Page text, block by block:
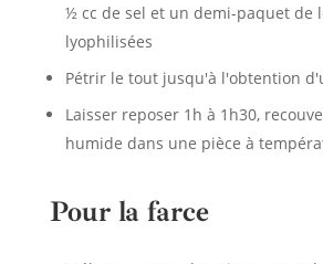
½ cc de sel et un demi-paquet de
lyophilisées
Pétrir le tout jusqu'à l'obtention
Laisser reposer 1h à 1h30,
humide dans une pièce à
Pour la farce